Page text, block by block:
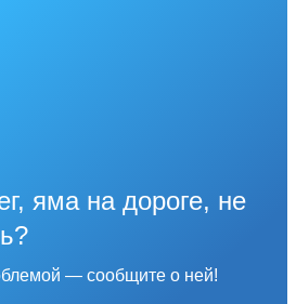
яма на дороге, не
— сообщите о ней!